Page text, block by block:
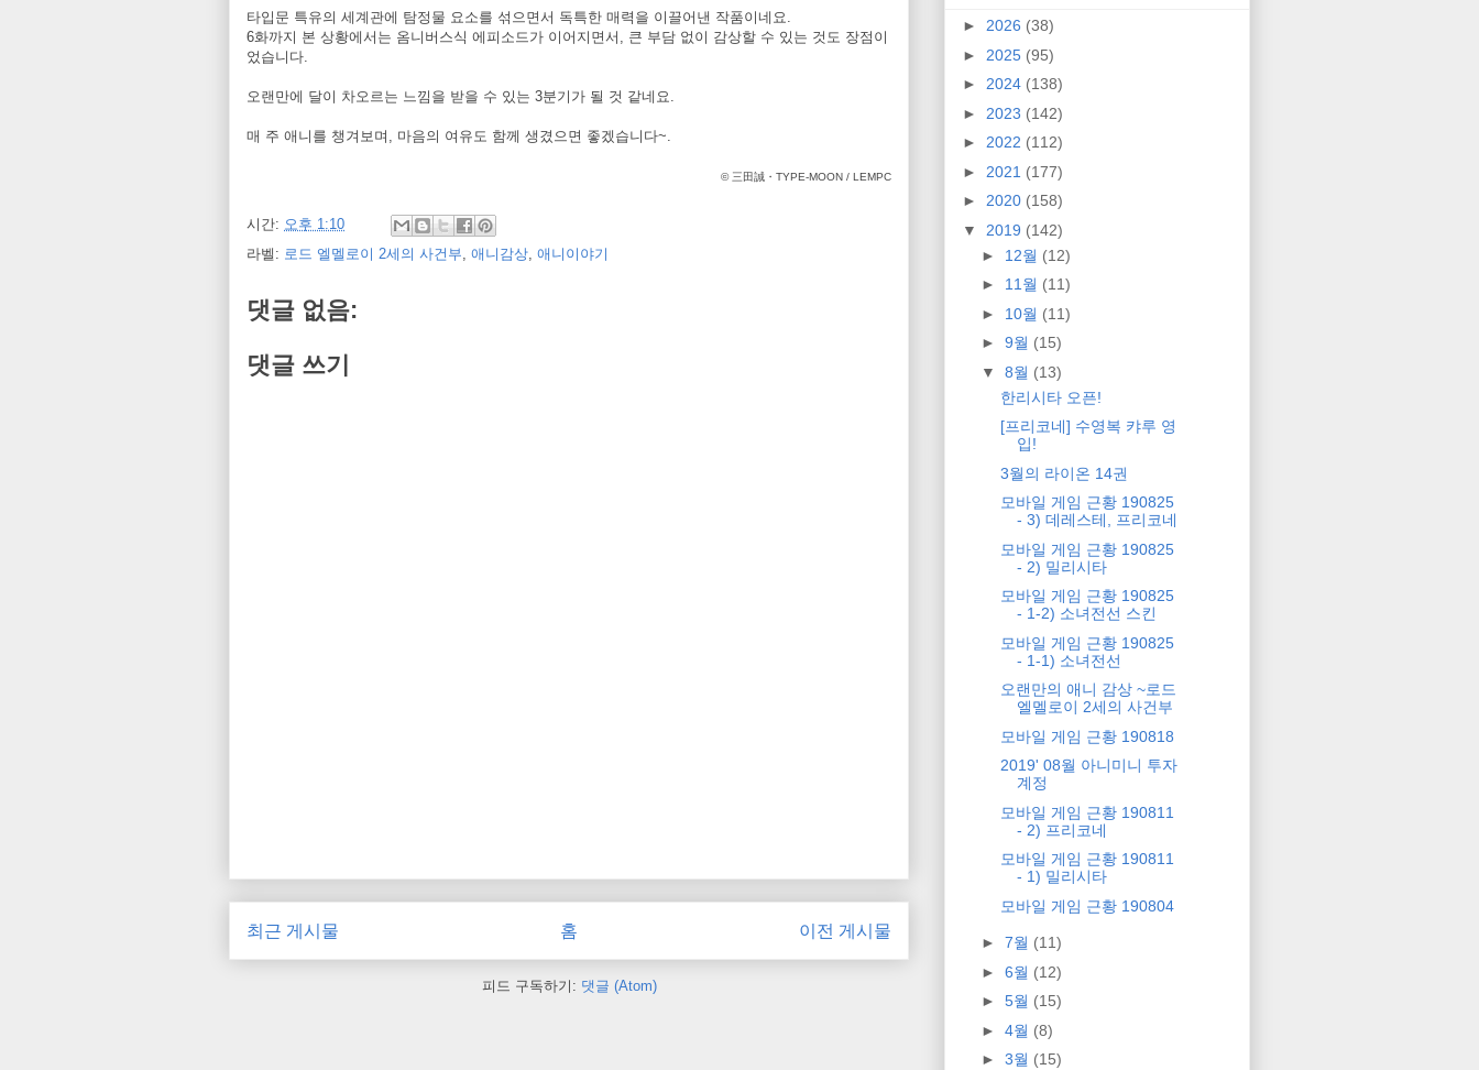
타입문 특유의 세계관에 탐정물 요소를 섞으면서 독특한 매력을 이끌어낸 작품이네요.
6화까지 본 상황에서는 옴니버스식 에피소드가 이어지면서, 큰 부담 없이 감상할 수 있는 것도 장점이
었습니다.
오랜만에 달이 차오르는 느낌을 받을 수 있는 3분기가 될 것 같네요.
매 주 애니를 챙겨보며, 마음의 여유도 함께 생겼으면 좋겠습니다~.
© 三田誠・TYPE-MOON / LEMPC
시간: 오후 1:10
라벨: 로드 엘멜로이 2세의 사건부, 애니감상, 애니이야기
댓글 없음:
댓글 쓰기
최근 게시물 이전 게시물
홈
피드 구독하기: 댓글 (Atom)
► 2026 (38)
► 2025 (95)
► 2024 (138)
► 2023 (142)
► 2022 (112)
► 2021 (177)
► 2020 (158)
▼ 2019 (142)
► 12월 (12)
► 11월 (11)
► 10월 (11)
► 9월 (15)
▼ 8월 (13)
한리시타 오픈!
[프리코네] 수영복 캬루 영
입!
3월의 라이온 14권
모바일 게임 근황 190825
- 3) 데레스테, 프리코네
모바일 게임 근황 190825
- 2) 밀리시타
모바일 게임 근황 190825
- 1-2) 소녀전선 스킨
모바일 게임 근황 190825
- 1-1) 소녀전선
오랜만의 애니 감상 ~로드
엘멜로이 2세의 사건부
모바일 게임 근황 190818
2019' 08월 아니미니 투자
계정
모바일 게임 근황 190811
- 2) 프리코네
모바일 게임 근황 190811
- 1) 밀리시타
모바일 게임 근황 190804
► 7월 (11)
► 6월 (12)
► 5월 (15)
► 4월 (8)
► 3월 (15)